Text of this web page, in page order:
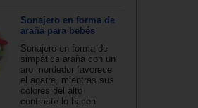
Sonajero en forma de
araña para bebés
Sonajero en forma de
simpática araña con un
aro mordedor favorece
el agarre, mientras sus
colores del alto
contraste lo hacen